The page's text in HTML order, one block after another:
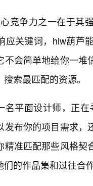
竞争力之一在于其
应关键词，hlw葫芦
不会简单地给你一
索最匹配的资源。
名平面设计师，正
发布你的项目需求
精准匹配那些风格
们的作品集和过往合